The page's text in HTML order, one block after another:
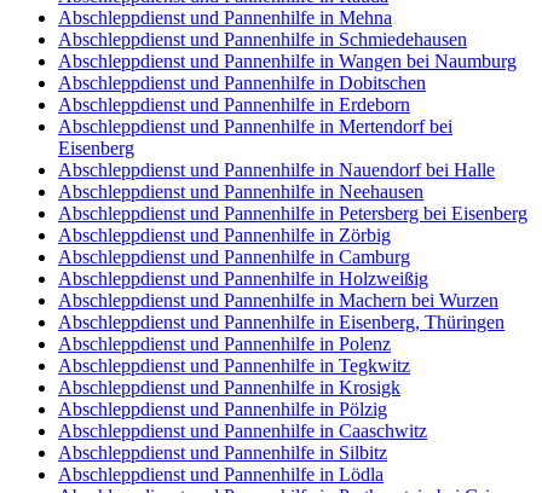
Abschleppdienst und Pannenhilfe in Mehna
Abschleppdienst und Pannenhilfe in Schmiedehausen
Abschleppdienst und Pannenhilfe in Wangen bei Naumburg
Abschleppdienst und Pannenhilfe in Dobitschen
Abschleppdienst und Pannenhilfe in Erdeborn
Abschleppdienst und Pannenhilfe in Mertendorf bei
Eisenberg
Abschleppdienst und Pannenhilfe in Nauendorf bei Halle
Abschleppdienst und Pannenhilfe in Neehausen
Abschleppdienst und Pannenhilfe in Petersberg bei Eisenberg
Abschleppdienst und Pannenhilfe in Zörbig
Abschleppdienst und Pannenhilfe in Camburg
Abschleppdienst und Pannenhilfe in Holzweißig
Abschleppdienst und Pannenhilfe in Machern bei Wurzen
Abschleppdienst und Pannenhilfe in Eisenberg, Thüringen
Abschleppdienst und Pannenhilfe in Polenz
Abschleppdienst und Pannenhilfe in Tegkwitz
Abschleppdienst und Pannenhilfe in Krosigk
Abschleppdienst und Pannenhilfe in Pölzig
Abschleppdienst und Pannenhilfe in Caaschwitz
Abschleppdienst und Pannenhilfe in Silbitz
Abschleppdienst und Pannenhilfe in Lödla